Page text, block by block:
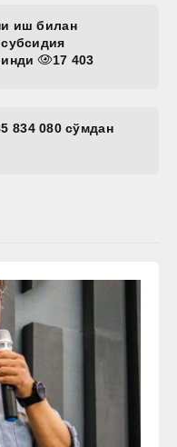
иш билан
17 403
834 080 сўмдан